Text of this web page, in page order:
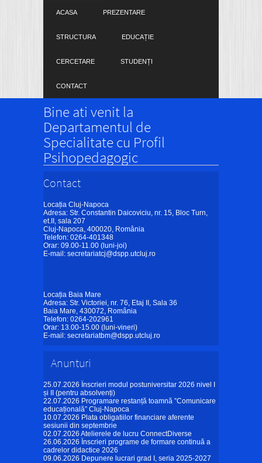
ACASA PREZENTARE
STRUCTURA EDUCAȚIE
CERCETARE STUDENȚI
CONTACT
Bine ati venit la
Departamentul de
Specialitate cu Profil
Psihopedagogic
Contact
Locația Cluj-Napoca
Adresa: Str. Constantin Daicoviciu, nr. 15, Bloc Turn,
et.II, sala 207
Cluj-Napoca, 400020, România
Telefon: 0264-401348
Orar: 09.00-11.00 (luni-joi)
E-mail: secretariatcj@dspp.utcluj.ro
Locația Baia Mare
Adresa: Str. Victoriei, nr. 76, Etaj II, Sala 36
Baia Mare, 430072, România
Telefon: 0264-202961
Orar: 13.00-15.00 (luni-vineri)
E-mail: secretariatbm@dspp.utcluj.ro
Anunturi
25.07.2026 Înscrieri modul postuniversitar 2026 nivel I
și II (pentru absolvenți)
22.07.2026 Programare restanță toamnă ”Comunicare
educațională” Cluj-Napoca
10.07.2026 Plata obligatiilor financiare aferente
sesiunii din septembrie
02.07.2026 Atelierele de lucru ConnectDiverse
26.06.2026 Înscrieri programe de formare continuă a
cadrelor didactice 2026
09.06.2026 Depunere lucrari grad I, seria 2025-2027